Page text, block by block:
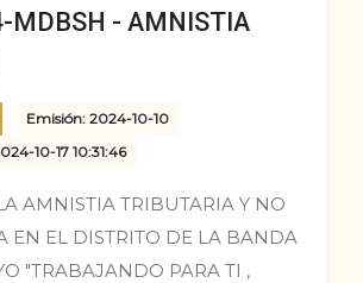
MDBSH - AMNISTIA
Emisión: 2024-10-10
10-17 10:31:46
AMNISTIA TRIBUTARIA Y NO
EN EL DISTRITO DE LA BANDA
"TRABAJANDO PARA TI ,